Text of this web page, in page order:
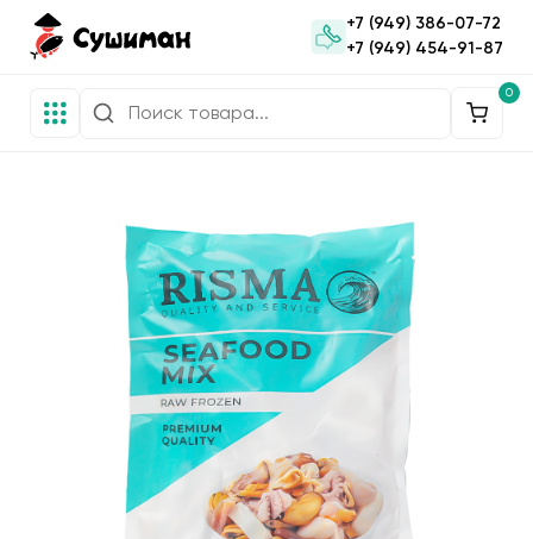
+7 (949) 386-07-72
+7 (949) 454-91-87
0